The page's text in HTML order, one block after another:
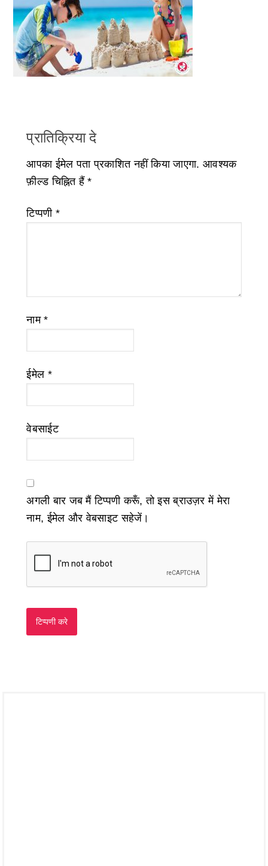
प्रातिक्रिया दे
आपका ईमेल पता प्रकाशित नहीं किया जाएगा. आवश्यक
फ़ील्ड चिह्नित हैं*
टिप्पणी *
नाम*
ईमेल *
वेबसाईट
अगली बार जब मैं टिप्पणी करूँ, तो इस ब्राउज़र में मेरा
नाम, ईमेल और वेबसाइट सहेजें।